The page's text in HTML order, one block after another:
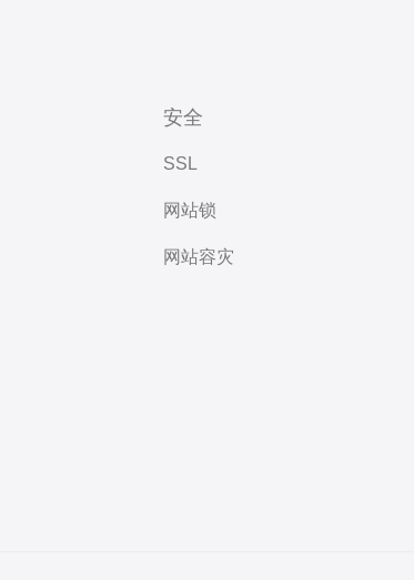
安全
SSL
网站锁
网站容灾